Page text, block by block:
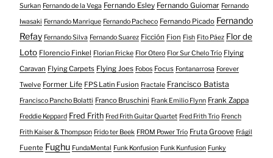
Surkan Fernando de la Vega Fernando Esley Fernando Guiomar Fernando
Iwasaki Fernando Manrique Fernando Pacheco Fernando Picado Fernando
Refay Fernando Silva Fernando Suarez Ficción Fion Fish Fito Páez Flor de
Loto Florencio Finkel Florian Fricke Flor Otero Flor Sur Chelo Trío Flying
Caravan Flying Carpets Flying Joes Fobos Focus Fontanarrosa Forever
Twelve Former Life FPS Latin Fusion Fractale Francisco Batista
Francisco Pancho Bolatti Franco Bruschini Frank Emilio Flynn Frank Zappa
Freddie Keppard Fred Frith Fred Frith Guitar Quartet Fred Frith Trio French
Frith Kaiser & Thompson Frido ter Beek FROM Power Trío Fruta Groove Frágil
Fuente Fughu FundaMental Funk Konfusion Funk Kunfusion Funky